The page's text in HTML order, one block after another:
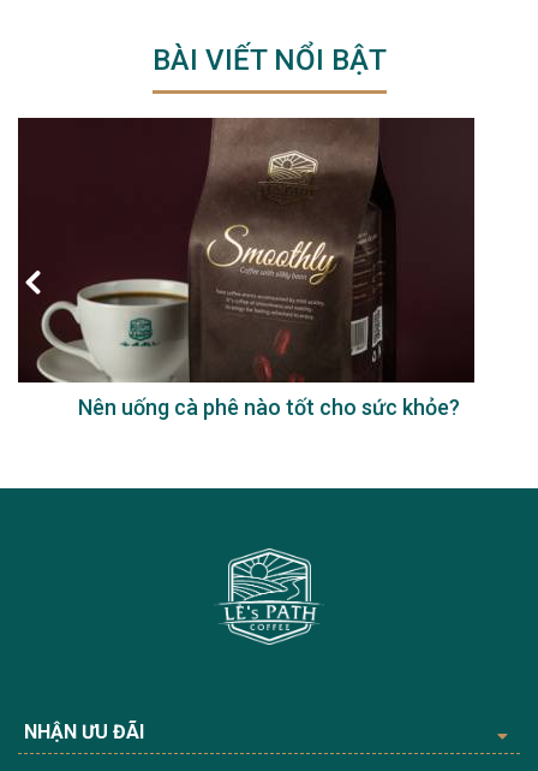
BÀI VIẾT NỔI BẬT
Nên uống cà phê nào tốt cho sức khỏe?
NHẬN ƯU ĐÃI